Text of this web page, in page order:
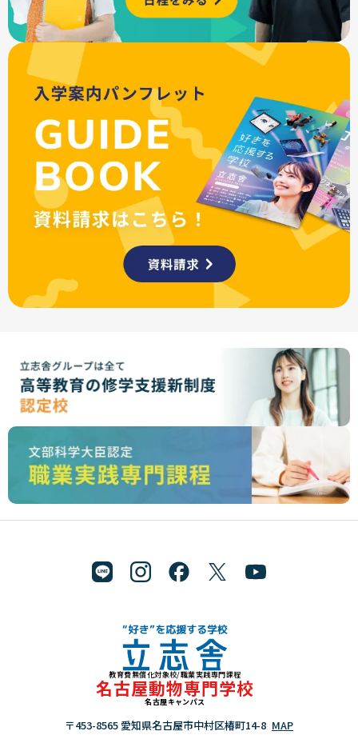
"好き"を応援する学校 立志舎
教育費無償化対象校/職業実践専門課程
名古屋動物専門学校
名古屋キャンパス
〒453-8565 愛知県名古屋市中村区椿町14-8 MAP